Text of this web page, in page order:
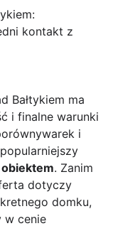
kontakt z
Bałtykiem ma
i finalne warunki
i
. Zanim
dotyczy
domku,
w cenie